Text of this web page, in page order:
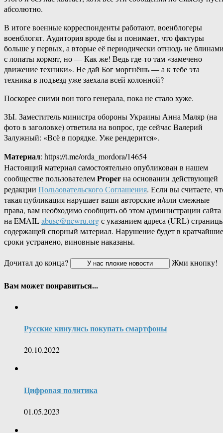
абсолютно.
В итоге военные корреспонденты работают, военблогеры
военблогят. Аудитория вроде бы и понимает, что фактуры
больше у первых, а вторые её периодически отнюдь не
с лопаты кормят, но — Как же! Ведь где-то там «замечено
движение техники». Не дай Бог моргнёшь — а к тебе эта
техника в подъезд уже заехала всей колонной?
Поскорее сними вон того генерала, пока не стало хуже.
ЗЫ. Заместитель министра обороны Украины Анна Маляр (на
фото в заголовке) ответила на вопрос, где сейчас Валерий
Залужный: «Всё в порядке. Уже рендерится».
Материал: https://t.me/orda_mordora/14654
Настоящий материал самостоятельно опубликован в нашем
сообществе пользователемProperна основании действующей
редакции Пользовательского Соглашения. Если вы считаете,
такая публикация нарушает ваши авторские и/или смежные
права, вам необходимо сообщить об этом администрации сайта
на EMAILabuse@newru.orgс указанием адреса (URL)
содержащей спорный материал. Нарушение будет в кратчайшие
сроки устранено, виновные наказаны.
Дочитал до конца?
Жми кнопку!
Вам может понравиться...
Русские кинулись покупать смартфоны
20.10.2022
Цифровая политика
01.05.2023